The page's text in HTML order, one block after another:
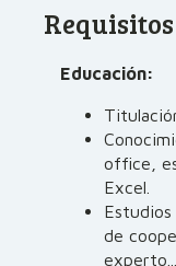
Requisitos
Educación:
office,
Excel.
de